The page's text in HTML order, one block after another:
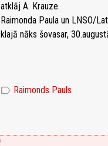
atklāj A. Krauze.
Raimonda Paula un LNSO/
klajā nāks šovasar,
label Raimonds Pauls